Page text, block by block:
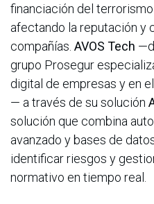
financiación del
afectando la reputación y
compañías. AVOS Tech
grupo Prosegur
digital de empresas y en el
— a través de su solución
solución que combina
avanzado y bases de
identificar riesgos y
normativo en tiempo real.